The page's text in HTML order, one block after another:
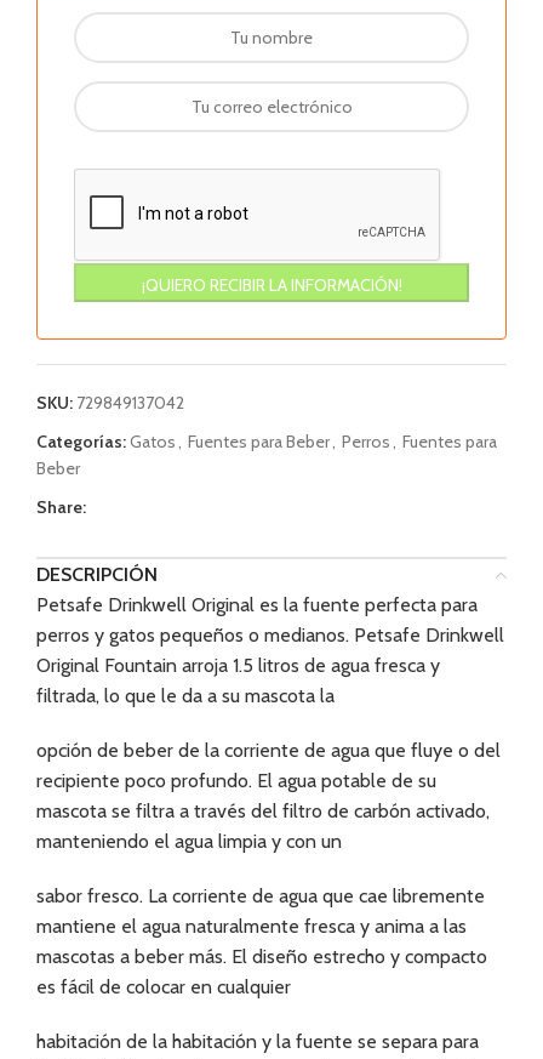
SKU: 729849137042
Categorías:Gatos, Fuentes para Beber, Perros, Fuentes para
Beber
Share:
DESCRIPCIÓN
Petsafe Drinkwell Original es la fuente perfecta para
perros y gatos pequeños o medianos. Petsafe Drinkwell
Original Fountain arroja 1.5 litros de agua fresca y
filtrada, lo que le da a su mascota la
opción de beber de la corriente de agua que fluye o del
recipiente poco profundo. El agua potable de su
mascota se filtra a través del filtro de carbón activado,
manteniendo el agua limpia y con un
sabor fresco. La corriente de agua que cae libremente
mantiene el agua naturalmente fresca y anima a las
mascotas a beber más. El diseño estrecho y compacto
es fácil de colocar en cualquier
habitación de la habitación y la fuente se separa para